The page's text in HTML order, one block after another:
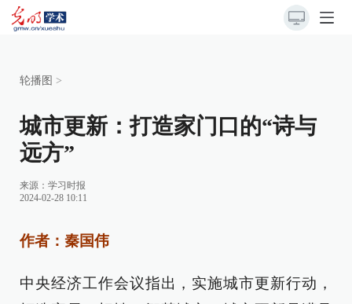
轮播图 >
城市更新：打造家门口的“诗与
远方”
来源： 学习时报
2024-02-28 10:11
作者：秦国伟
中央经济工作会议指出，实施城市更新行动，